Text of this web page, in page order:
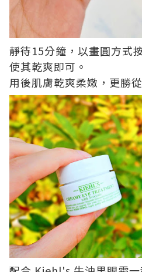
靜待15分鐘，以畫圓方式
使其乾爽即可。
用後肌膚乾爽柔嫩，更勝